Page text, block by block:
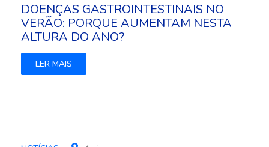
DOENÇAS GASTROINTESTINAIS NO
VERÃO: PORQUE AUMENTAM NESTA
ALTURA DO ANO?
LER MAIS